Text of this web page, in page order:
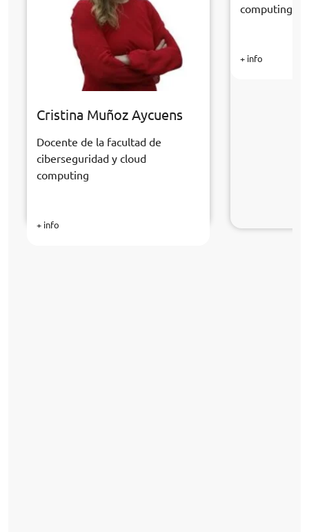
Cristina Muñoz Aycuens
Docente de la facultad de
ciberseguridad y cloud
computing
+ info
computing
+ info